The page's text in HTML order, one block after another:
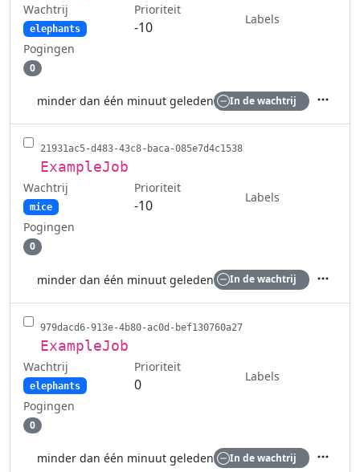
Wachtrij
elephants
Prioriteit
-10
Labels
Pogingen
0
minder dan één minuut geleden In de wachtrij
21931ac5-d483-43c8-baca-085e7d4c1538
ExampleJob
Wachtrij
mice
Prioriteit
-10
Labels
Pogingen
0
minder dan één minuut geleden In de wachtrij
979dacd6-913e-4b80-ac0d-bef130760a27
ExampleJob
Wachtrij
elephants
Prioriteit
0
Labels
Pogingen
0
minder dan één minuut geleden In de wachtrij